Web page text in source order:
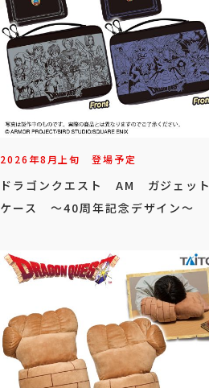
2026年8月上旬 登場予定
ドラゴンクエスト AM ガジェット
ケース ～40周年記念デザイン～